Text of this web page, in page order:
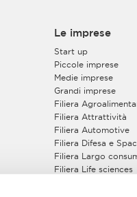
Le imprese
Start up
Piccole imprese
Medie imprese
Grandi imprese
Filiera
Filiera Attrattività
Filiera Automotive
Filiera Difesa e
Filiera Largo
Filiera Life sciences